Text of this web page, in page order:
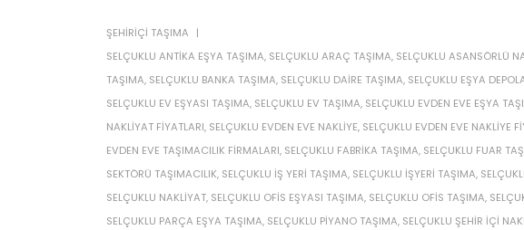
ŞEHIRIÇI TAŞIMA
SELÇUKLU ANTIKA EŞYA TAŞIMA, SELÇUKLU ARAÇ TAŞIMA, SELÇUKLU ASANSÖRLÜ
TAŞIMA, SELÇUKLU BANKA TAŞIMA, SELÇUKLU DAIRE TAŞIMA, SELÇUKLU EŞYA
SELÇUKLU EV EŞYASI TAŞIMA, SELÇUKLU EV TAŞIMA, SELÇUKLU EVDEN EVE EŞYA
NAKLIYAT FIYATLARI, SELÇUKLU EVDEN EVE NAKLIYE, SELÇUKLU EVDEN EVE NAKLIYE
EVDEN EVE TAŞIMACILIK FIRMALARI, SELÇUKLU FABRIKA TAŞIMA, SELÇUKLU FUAR
SEKTÖRÜ TAŞIMACILIK, SELÇUKLU IŞ YERI TAŞIMA, SELÇUKLU IŞYERI TAŞIMA,
SELÇUKLU NAKLIYAT, SELÇUKLU OFIS EŞYASI TAŞIMA, SELÇUKLU OFIS TAŞIMA,
SELÇUKLU PARÇA EŞYA TAŞIMA, SELÇUKLU PIYANO TAŞIMA, SELÇUKLU ŞEHIR IÇI